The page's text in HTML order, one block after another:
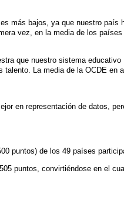
más bajos, ya que nuestro país
vez, en la media de los
que nuestro sistema
La media de la OCDE en
en representación de datos,
puntos) de los 49 países
puntos, convirtiéndose en el